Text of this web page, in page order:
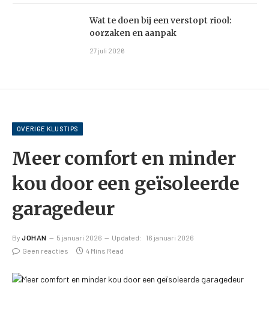
Wat te doen bij een verstopt riool:
oorzaken en aanpak
27 juli 2026
OVERIGE KLUSTIPS
Meer comfort en minder
kou door een geïsoleerde
garagedeur
By JOHAN 5 januari 2026 Updated:
16 januari 2026
Geen reacties
4 Mins Read